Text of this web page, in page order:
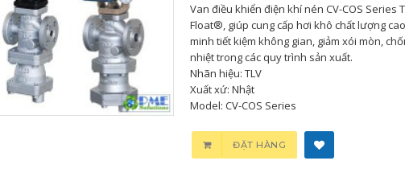
Van điều khiển điện khí nén CV-COS Series
Float®, giúp cung cấp hơi khô chất lượng
minh tiết kiệm không gian, giảm xói mòn,
nhiệt trong các quy trình sản xuất.
Nhãn hiệu: TLV
Xuất xứ: Nhật
Model: CV-COS Series
ĐẶT HÀNG
Bơm Thu Hồi Nước